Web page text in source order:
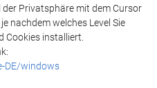
Privatsphäre mit dem Cursor
nachdem welches Level Sie
Cookies installiert.
DE/windows